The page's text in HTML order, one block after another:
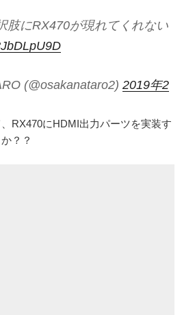
肢にRX470が現れてくれない
(@osakanataro2) 2019年2
RX470にHDMI出力パーツを実装す
？？